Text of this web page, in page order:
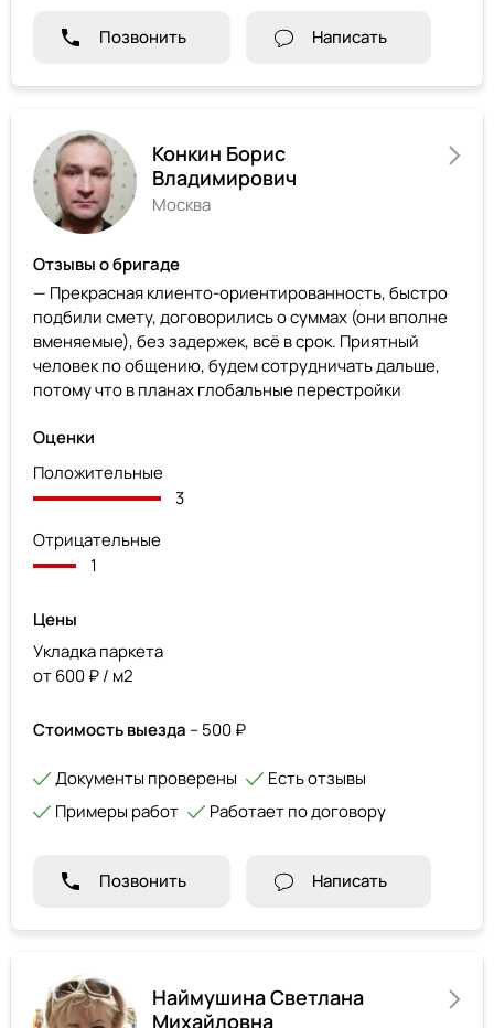
Позвонить Написать
Конкин Борис
Владимирович
Москва
Отзывы о бригаде
— Прекрасная клиенто-ориентированность, быстро
подбили смету, договорились о суммах (они вполне
вменяемые), без задержек, всё в срок. Приятный
человек по общению, будем сотрудничать дальше,
потому что в планах глобальные перестройки
Оценки
Положительные
3
Отрицательные
1
Цены
Укладка паркета
от 600 ₽ / м2
Стоимость выезда – 500 ₽
Документы проверены
Есть отзывы
Примеры работ
Работает по договору
Позвонить Написать
Наймушина Светлана
Михайловна